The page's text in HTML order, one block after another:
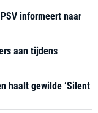
informeert naar
aan tijdens
haalt gewilde ‘Silent